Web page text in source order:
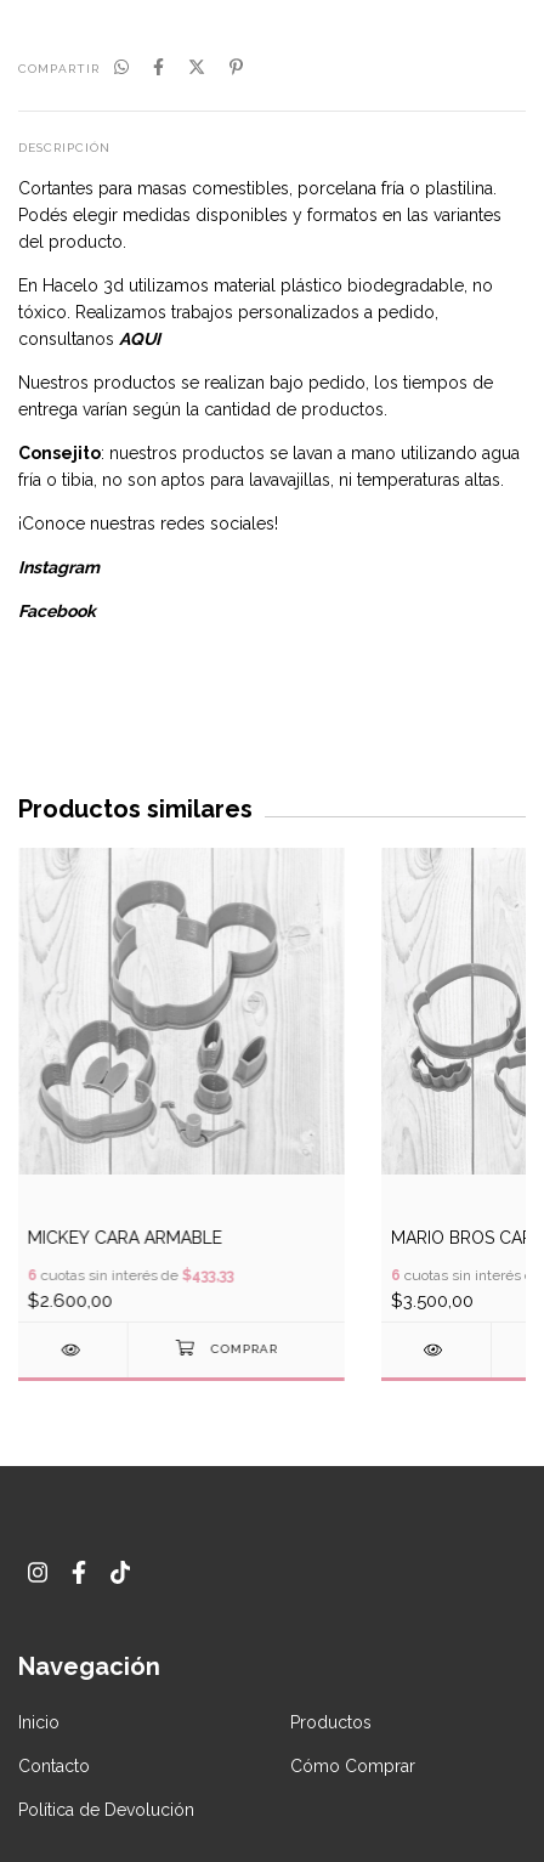
COMPARTIR
DESCRIPCIÓN
Cortantes para masas comestibles, porcelana fría o plastilina.
Podés elegir medidas disponibles y formatos en las variantes
del producto.
En Hacelo 3d utilizamos material plástico biodegradable, no
tóxico. Realizamos trabajos personalizados a pedido,
consultanos AQUI
Nuestros productos se realizan bajo pedido, los tiempos de
entrega varían según la cantidad de productos.
Consejito: nuestros productos se lavan a mano utilizando agua
fría o tibia, no son aptos para lavavajillas, ni temperaturas altas.
¡Conoce nuestras redes sociales!
Instagram
Facebook
Productos similares
MICKEY CARA ARMABLE
6 cuotas sin interés de $433,33
$2.600,00
MARIO BROS
6 cuotas sin interés de
$3.500,00
Navegación
Inicio Productos
Contacto Cómo Comprar
Política de Devolución